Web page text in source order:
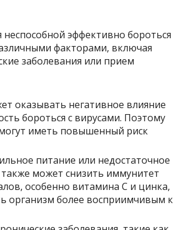
неспособной эффективно бороться
факторами, включая
заболевания или прием
оказывать негативное влияние
бороться с вирусами. Поэтому
иметь повышенный риск
питание или недостаточное
может снизить иммунитет
особенно витамина С и цинка,
организм более восприимчивым к